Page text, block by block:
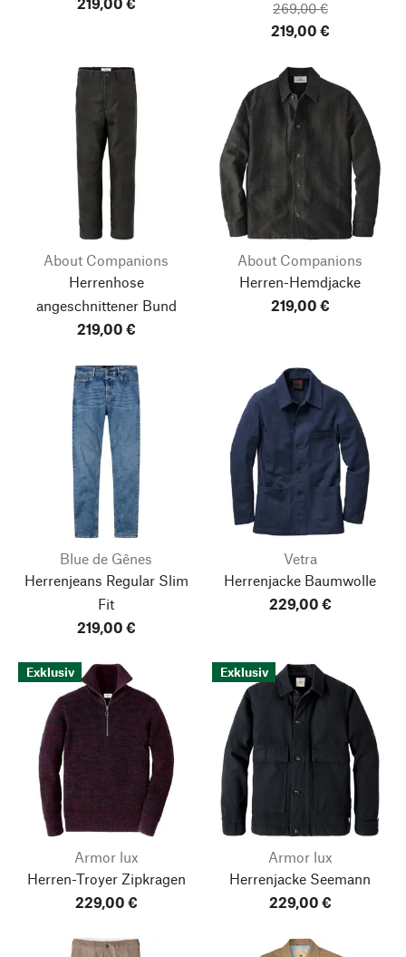
269,00 €
219,00 €
About Companions
Herrenhose
angeschnittener Bund
219,00 €
About Companions
Herren-Hemdjacke
219,00 €
Blue de Gênes
Herrenjeans Regular Slim
Fit
219,00 €
Vetra
Herrenjacke Baumwolle
229,00 €
Exklusiv
Armor lux
Herren-Troyer Zipkragen
229,00 €
Exklusiv
Armor lux
Herrenjacke Seemann
229,00 €